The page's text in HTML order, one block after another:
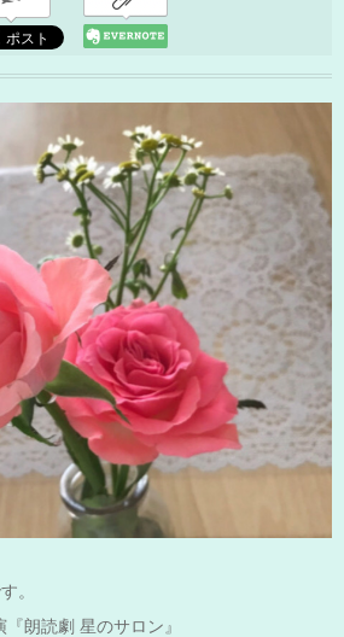
。
朗読劇 星のサロン』